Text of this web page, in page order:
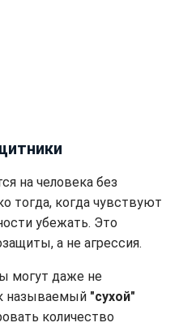
на человека без
тогда, когда чувствуют
убежать. Это
а не агрессия.
могут даже не
называемый "сухой"
количество